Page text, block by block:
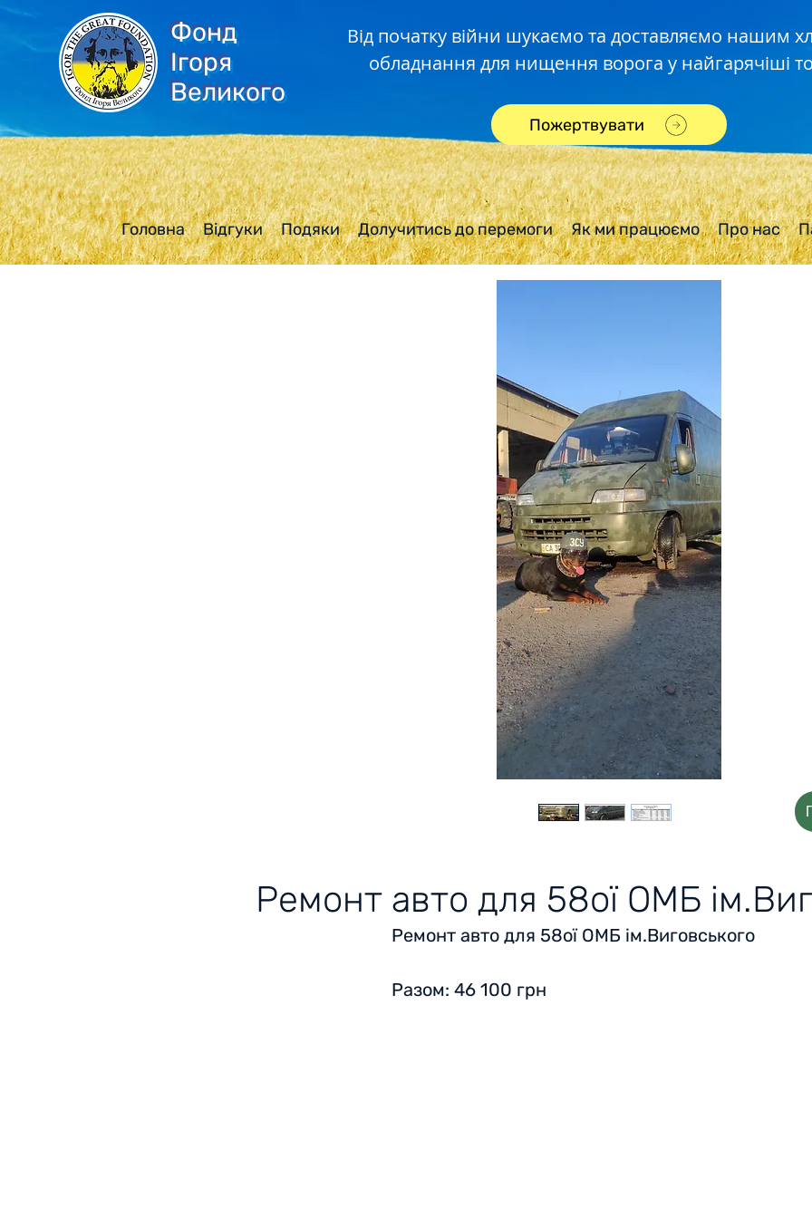
Фонд
Ігоря
Великого
Від початку війни шукаємо та доставляємо нашим
обладнання для нищення ворога у найгарячіші
Пожертвувати
Головна Відгуки Подяки Долучитись до перемоги Як ми працюємо Про нас
Ремонт авто для 58ої ОМБ
Ремонт авто для 58ої ОМБ ім.Виговського‍
Разом: 46 100 грн